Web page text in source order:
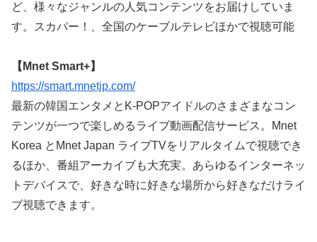
ど、様々なジャンルの人気コンテンツをお届けしていま
す。スカパー！、全国のケーブルテレビほかで視聴可能
【Mnet Smart+】
https://smart.mnetjp.com/
最新の韓国エンタメとK-POPアイドルのさまざまなコン
テンツが一つで楽しめるライブ動画配信サービス。Mnet
Korea とMnet Japan ライブTVをリアルタイムで視聴でき
るほか、番組アーカイブも大充実。あらゆるインターネッ
トデバイスで、好きな時に好きな場所から好きなだけライ
ブ視聴できます。